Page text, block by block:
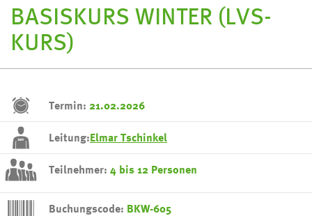
BASISKURS WINTER (LVS-
KURS)
Termin: 21.02.2026
Leitung:Elmar Tschinkel
Teilnehmer: 4 bis 12 Personen
Buchungscode: BKW-605